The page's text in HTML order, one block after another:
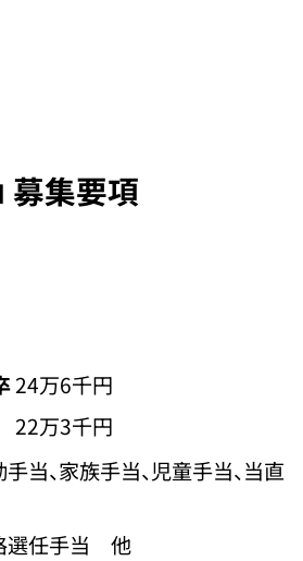
募集要項
24万6千円
22万3千円
当、家族手当、児童手当、当直
選任手当 他